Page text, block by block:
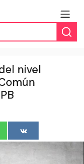
nivel